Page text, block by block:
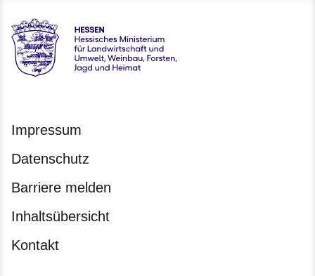
Hessen - Hessisches Ministerium für Landwirtschaft und
Impressum
Datenschutz
Barriere melden
Inhaltsübersicht
Kontakt